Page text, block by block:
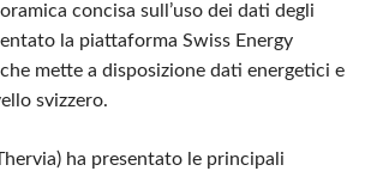
concisa sull’uso dei dati degli
la piattaforma Swiss Energy
che mette a disposizione dati energetici e
svizzero.
ha presentato le principali